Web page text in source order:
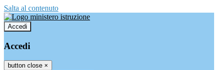
Salta al contenuto
Accedi
Accedi
button close ×